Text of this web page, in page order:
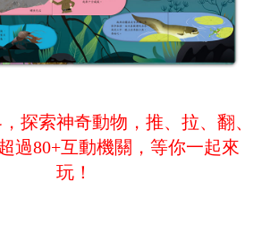
探索神奇動物，推、拉、翻、
過80+互動機關，等你一起來
玩！